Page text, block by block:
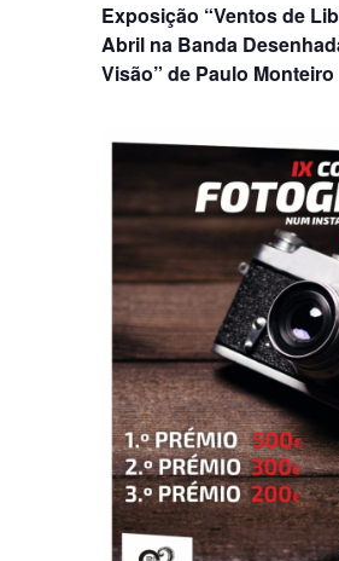
Exposição “Ventos de
Abril na Banda
Visão” de Paulo Monteiro